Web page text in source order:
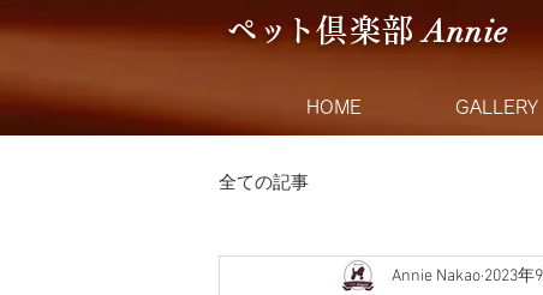
ペッ ト倶楽部 Annie
HOME GALLERY
全ての記事
Annie Nakao 2023年